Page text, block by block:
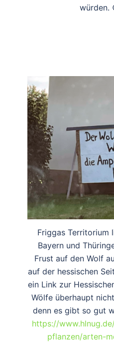
würden.
Friggas Territorium
Bayern und
Frust auf den Wolf
auf der hessischen
ein Link zur
Wölfe überhaupt
denn es gibt so gut
https://
pflanzen/arten-